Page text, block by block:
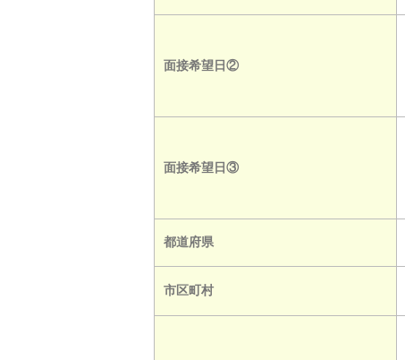
面接希望日②
面接希望日③
都道府県
市区町村